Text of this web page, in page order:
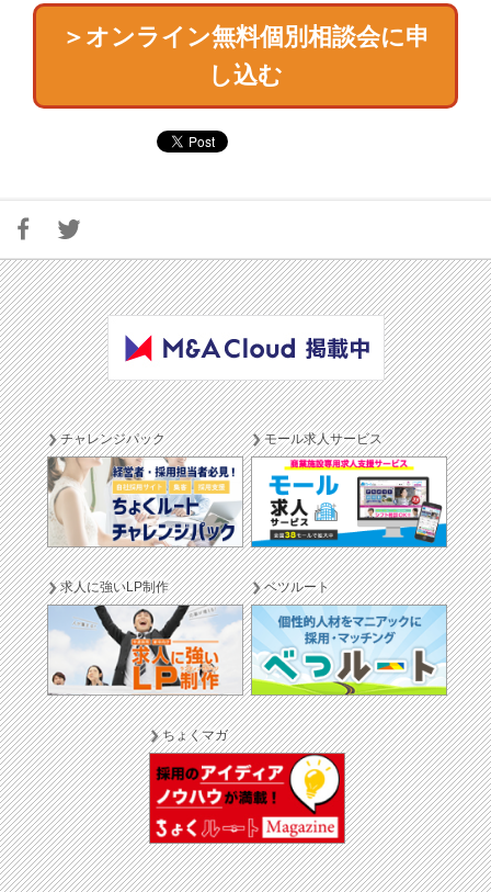
＞オンライン無料個別相談会に申
し込む
チャレンジパック モール求人サービス
求人に強いLP制作 ベツルート
ちょくマガ